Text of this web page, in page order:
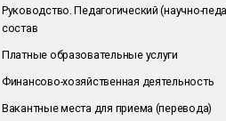
Руководство. Педагогический (научно-
состав
Платные образовательные услуги
Финансово-хозяйственная деятельность
Вакантные места для приема (перевода)